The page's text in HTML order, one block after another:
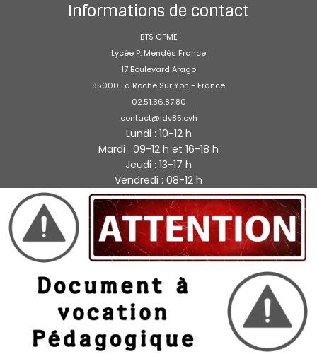
Informations de contact
BTS GPME
Lycée P. Mendès France
17 Boulevard Arago
85000 La Roche Sur Yon - France
02.51.36.87.80
contact@ldv85.ovh
Lundi : 10-12 h
Mardi : 09-12 h et 16-18 h
Jeudi : 13-17 h
Vendredi : 08-12 h